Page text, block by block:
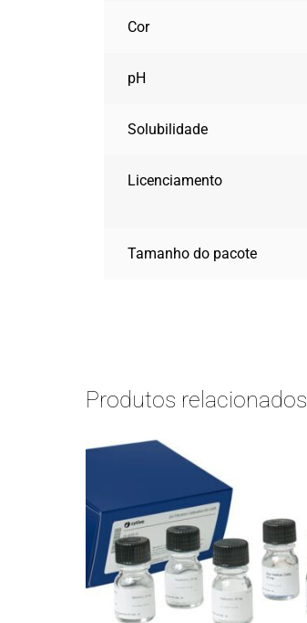
Cor
pH
Solubilidade
Licenciamento
Tamanho do pacote
Produtos relacionados